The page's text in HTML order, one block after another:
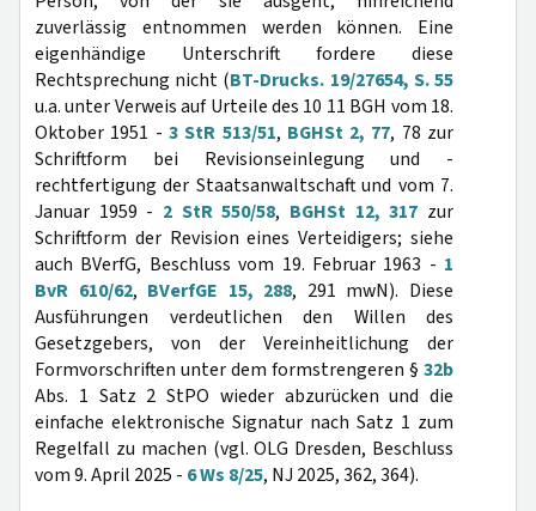
zuverlässig entnommen werden können. Eine
eigenhändige Unterschrift fordere diese
Rechtsprechung nicht (BT-Drucks. 19/27654, S. 55
u.a. unter Verweis auf Urteile des 10 11 BGH vom 18.
Oktober 1951 - 3 StR 513/51, BGHSt 2, 77, 78 zur
Schriftform bei Revisionseinlegung und -
rechtfertigung der Staatsanwaltschaft und vom 7.
Januar 1959 - 2 StR 550/58, BGHSt 12, 317 zur
Schriftform der Revision eines Verteidigers; siehe
auch BVerfG, Beschluss vom 19. Februar 1963 - 1
BvR 610/62, BVerfGE 15, 288, 291 mwN). Diese
Ausführungen verdeutlichen den Willen des
Gesetzgebers, von der Vereinheitlichung der
Formvorschriften unter dem formstrengeren § 32b
Abs. 1 Satz 2 StPO wieder abzurücken und die
einfache elektronische Signatur nach Satz 1 zum
Regelfall zu machen (vgl. OLG Dresden, Beschluss
vom 9. April 2025 - 6 Ws 8/25, NJ 2025, 362, 364).